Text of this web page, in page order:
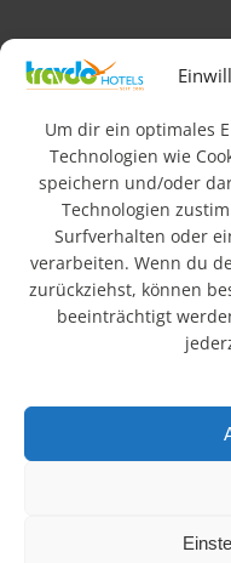
Um dir ein optimales
Technologien wie
speichern und/oder
Technologien
Surfverhalten oder
verarbeiten. Wenn du
zurückziehst, können
beeinträchtigt
Impressum
FAQ
© 2026 Travdo Hotels
Wo
Hotels
einen hohen
ideale